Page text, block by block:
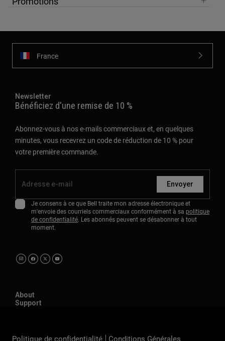
France
Newsletter
Bénéficiez d'une remise de 10 %
Abonnez-vous à nos e-mails commerciaux et, en quelques
minutes, vous recevrez un code de réduction de 10 % pour
votre première commande.
Envoyer
Je consens à ce que Bell traite mon adresse électronique et
m'envoie des courriels commerciaux conformément à sa politique
de confidentialité. Les abonnés peuvent se désabonner à tout
moment.
About
Support
Politique de confidentialité Conditions Générales